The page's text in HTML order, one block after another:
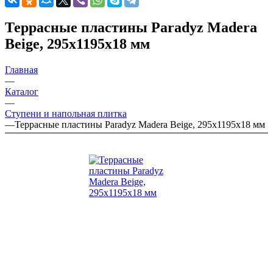
Террасные пластины Paradyz Madera
Beige, 295х1195х18 мм
Главная
—
Каталог
—
Ступени и напольная плитка
—Террасные пластины Paradyz Madera Beige, 295х1195х18 мм